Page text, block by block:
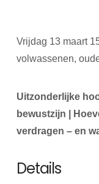
Vrijdag 13 maart
volwassenen,
Uitzonderlijke
bewustzijn |
verdragen – en
Details